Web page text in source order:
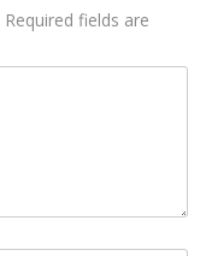
Required fields are